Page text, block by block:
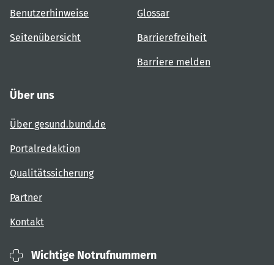
Benutzerhinweise
Seitenübersicht
Glossar
Barrierefreiheit
Barriere melden
Über uns
Über gesund.bund.de
Portalredaktion
Qualitätssicherung
Partner
Kontakt
Wichtige Notrufnummern